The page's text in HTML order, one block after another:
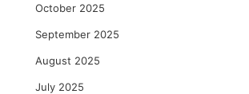
October 2025
September 2025
August 2025
July 2025